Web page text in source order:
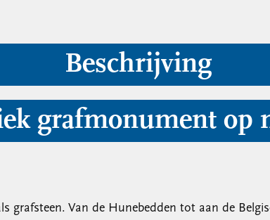
Beschrijving
grafmonument op
grafsteen. Van de Hunebedden tot aan de